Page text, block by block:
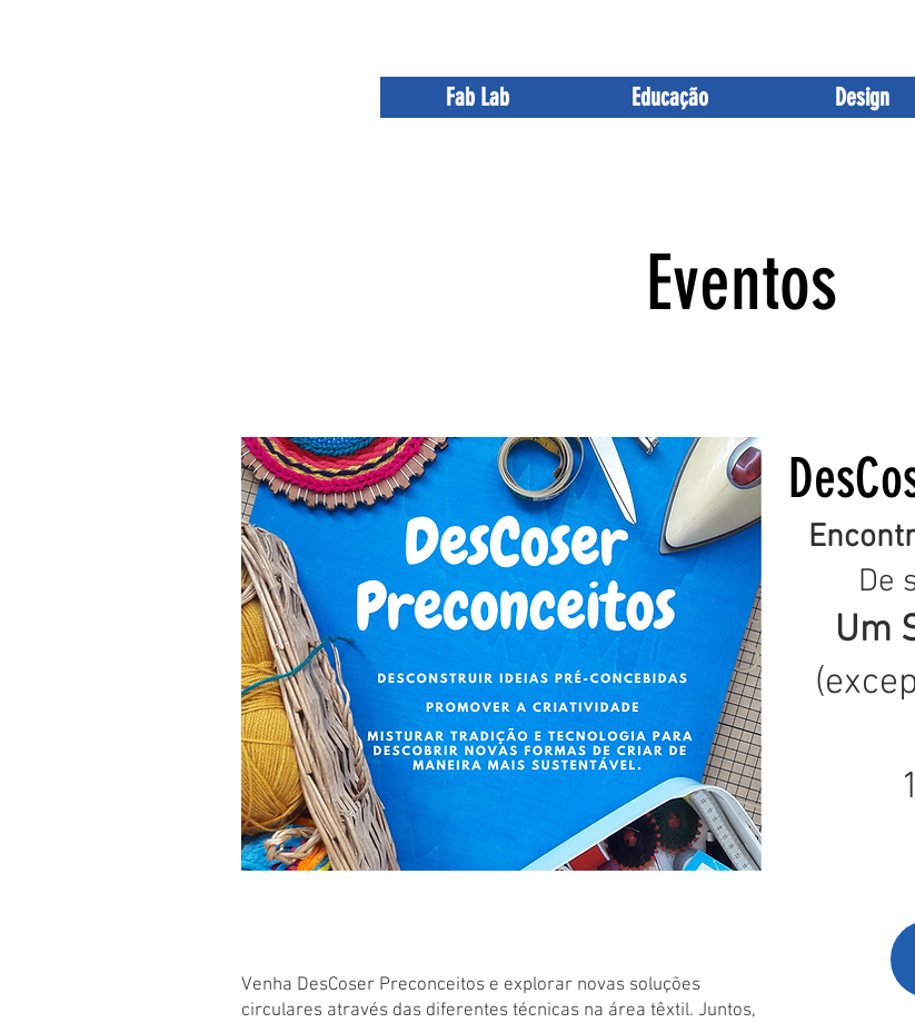
Fab Lab Educação Design
Eventos
Venha DesCoser Preconceitos e explorar novas soluções
circulares através das diferentes técnicas na área têxtil. Juntos,
De
Um